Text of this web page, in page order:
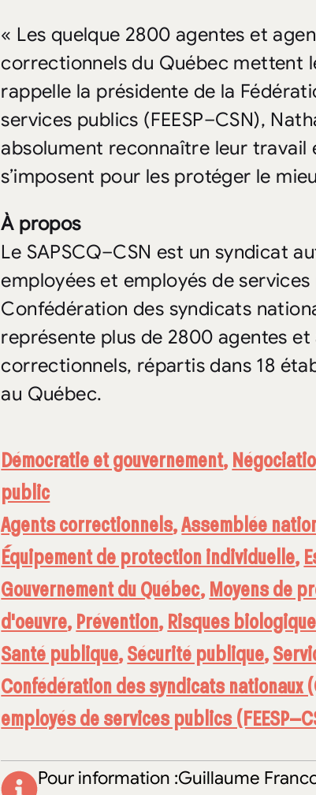
« Les quelque 2800 agentes et
correctionnels du Québec mettent
rappelle la présidente de la
services publics (FEESP–CSN),
absolument reconnaître leur travail
s’imposent pour les protéger le
À propos
Le SAPSCQ–CSN est un syndicat
employées et employés de services
Confédération des syndicats
représente plus de 2800 agentes
correctionnels, répartis dans 18
au Québec.
Démocratie et gouvernement,
public
Agents correctionnels,Assemblée
Équipement de protection individuelle,
Gouvernement du Québec,Moyens de
d'oeuvre,Prévention,Risques
Santé publique,Sécurité publique,
Confédération des syndicats nationaux
employés de services publics
Pour information :Guillaume